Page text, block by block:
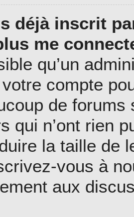
déjà inscrit
me
qu’un
compte
de
qui n’ont rien
la taille de
vous à
aux